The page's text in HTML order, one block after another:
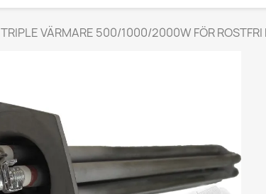
TRIPLE VÄRMARE 500/1000/2000W FÖR ROSTFRI